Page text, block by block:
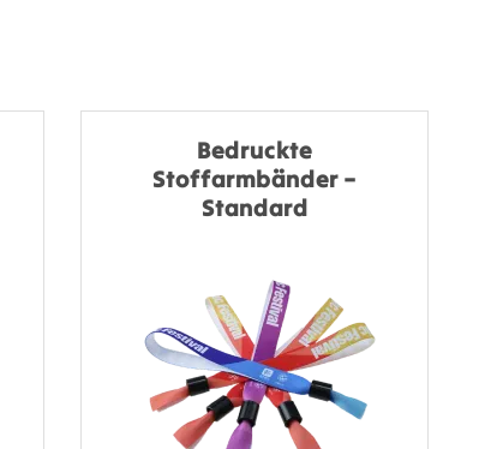
Bedruckte
Stoffarmbänder –
Standard